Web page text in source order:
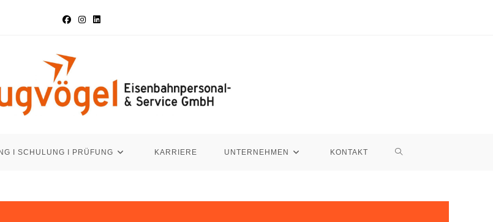
I SCHULUNG I PRÜFUNG KARRIERE UNTERNEHMEN KONTAKT WEBSITE-